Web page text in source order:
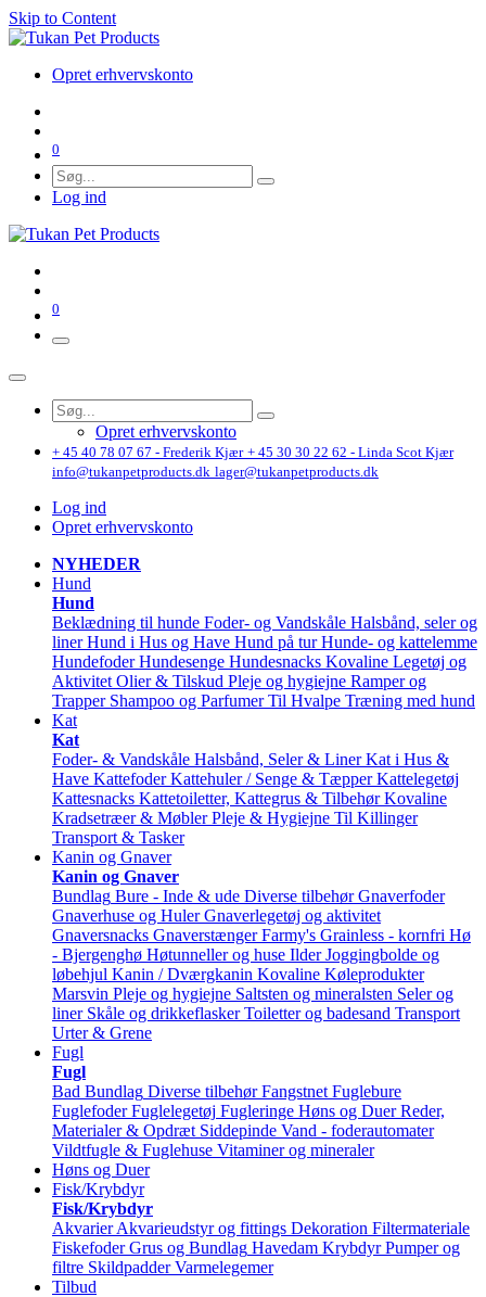
Skip to Content
Opret erhvervskonto
0
Log ind
0
Opret erhvervskonto
+ 45 40 78 07 67 - Frederik Kjær + 45 30 30 22 62 - Linda Scot Kjær
info@tukanpetproducts.dk lager@tukanpetproducts.dk
Log ind
Opret erhvervskonto
NYHEDER
Hund
Hund
Beklædning til hunde Foder- og Vandskåle Halsbånd, seler og
liner Hund i Hus og Have Hund på tur Hunde- og kattelemme
Hundefoder Hundesenge Hundesnacks Kovaline Legetøj og
Aktivitet Olier & Tilskud Pleje og hygiejne Ramper og
Trapper Shampoo og Parfumer Til Hvalpe Træning med hund
Kat
Kat
Foder- & Vandskåle Halsbånd, Seler & Liner Kat i Hus &
Have Kattefoder Kattehuler / Senge & Tæpper Kattelegetøj
Kattesnacks Kattetoiletter, Kattegrus & Tilbehør Kovaline
Kradsetræer & Møbler Pleje & Hygiejne Til Killinger
Transport & Tasker
Kanin og Gnaver
Kanin og Gnaver
Bundlag Bure - Inde & ude Diverse tilbehør Gnaverfoder
Gnaverhuse og Huler Gnaverlegetøj og aktivitet
Gnaversnacks Gnaverstænger Farmy's Grainless - kornfri Hø
- Bjergenghø Høtunneller og huse Ilder Joggingbolde og
løbehjul Kanin / Dværgkanin Kovaline Køleprodukter
Marsvin Pleje og hygiejne Saltsten og mineralsten Seler og
liner Skåle og drikkeflasker Toiletter og badesand Transport
Urter & Grene
Fugl
Fugl
Bad Bundlag Diverse tilbehør Fangstnet Fuglebure
Fuglefoder Fuglelegetøj Fugleringe Høns og Duer Reder,
Materialer & Opdræt Siddepinde Vand - foderautomater
Vildtfugle & Fuglehuse Vitaminer og mineraler
Høns og Duer
Fisk/Krybdyr
Fisk/Krybdyr
Akvarier Akvarieudstyr og fittings Dekoration Filtermateriale
Fiskefoder Grus og Bundlag Havedam Krybdyr Pumper og
filtre Skildpadder Varmelegemer
Tilbud